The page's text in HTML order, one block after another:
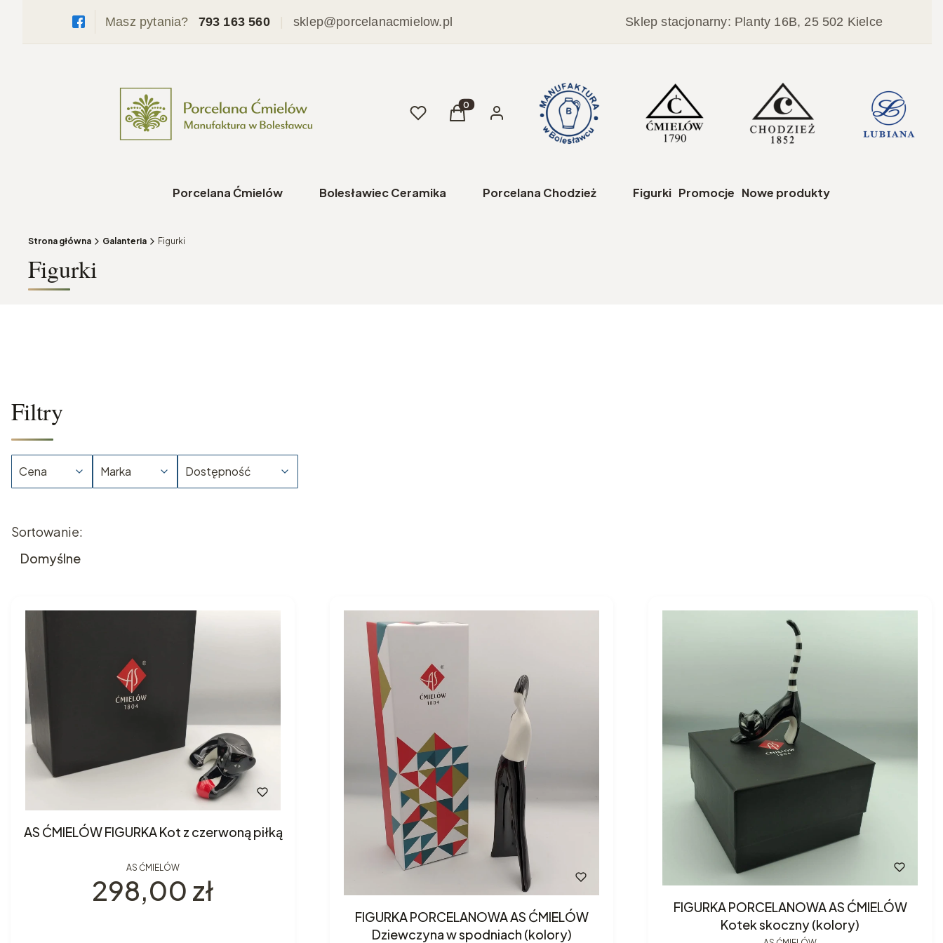
Masz pytania? 793 163 560 sklep@porcelanacmielow.pl Sklep stacjonarny: Planty 16B, 25 502 Kielce
UlubioneProdukty w koszyku: 0. Zobacz szczegóły
Koszyk Zaloguj się
Porcelana Ćmielów Bolesławiec Ceramika Porcelana Chodzież Figurki Promocje Nowe produkty
Strona główna Galanteria Figurki
Figurki
Filtry
Cena Marka Dostępność
Lista produktów
Sortowanie:
Domyślne
AS ĆMIELÓW FIGURKA Kot z czerwoną piłką
AS ĆMIELÓW
Cena
298,00 zł
FIGURKA PORCELANOWA AS ĆMIELÓW
Dziewczyna w spodniach (kolory)
FIGURKA PORCELANOWA AS ĆMIELÓW
Kotek skoczny (kolory)